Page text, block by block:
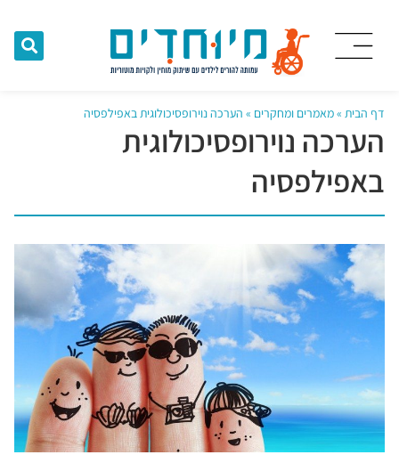
דף הבית »מאמרים ומחקרים » הערכה נוירופסיכולוגית באפילפסיה
הערכה נוירופסיכולוגית
באפילפסיה